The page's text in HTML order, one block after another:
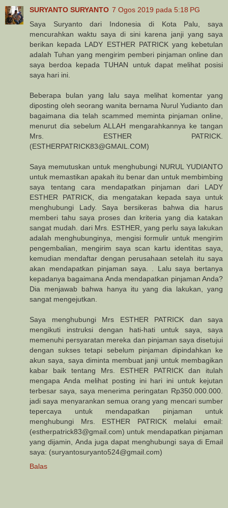
SURYANTO SURYANTO 7 Ogos 2019 pada 5:18 PG
Saya Suryanto dari Indonesia di Kota Palu, saya
mencurahkan waktu saya di sini karena janji yang saya
berikan kepada LADY ESTHER PATRICK yang kebetulan
adalah Tuhan yang mengirim pemberi pinjaman online dan
saya berdoa kepada TUHAN untuk dapat melihat posisi
saya hari ini.
Beberapa bulan yang lalu saya melihat komentar yang
diposting oleh seorang wanita bernama Nurul Yudianto dan
bagaimana dia telah scammed meminta pinjaman online,
menurut dia sebelum ALLAH mengarahkannya ke tangan
Mrs. ESTHER PATRICK.
(ESTHERPATRICK83@GMAIL.COM)
Saya memutuskan untuk menghubungi NURUL YUDIANTO
untuk memastikan apakah itu benar dan untuk membimbing
saya tentang cara mendapatkan pinjaman dari LADY
ESTHER PATRICK, dia mengatakan kepada saya untuk
menghubungi Lady. Saya bersikeras bahwa dia harus
memberi tahu saya proses dan kriteria yang dia katakan
sangat mudah. dari Mrs. ESTHER, yang perlu saya lakukan
adalah menghubunginya, mengisi formulir untuk mengirim
pengembalian, mengirim saya scan kartu identitas saya,
kemudian mendaftar dengan perusahaan setelah itu saya
akan mendapatkan pinjaman saya. . Lalu saya bertanya
kepadanya bagaimana Anda mendapatkan pinjaman Anda?
Dia menjawab bahwa hanya itu yang dia lakukan, yang
sangat mengejutkan.
Saya menghubungi Mrs ESTHER PATRICK dan saya
mengikuti instruksi dengan hati-hati untuk saya, saya
memenuhi persyaratan mereka dan pinjaman saya disetujui
dengan sukses tetapi sebelum pinjaman dipindahkan ke
akun saya, saya diminta membuat janji untuk membagikan
kabar baik tentang Mrs. ESTHER PATRICK dan itulah
mengapa Anda melihat posting ini hari ini untuk kejutan
terbesar saya, saya menerima peringatan Rp350.000.000.
jadi saya menyarankan semua orang yang mencari sumber
tepercaya untuk mendapatkan pinjaman untuk
menghubungi Mrs. ESTHER PATRICK melalui email:
(estherpatrick83@gmail.com) untuk mendapatkan pinjaman
yang dijamin, Anda juga dapat menghubungi saya di Email
saya: (suryantosuryanto524@gmail.com)
Balas